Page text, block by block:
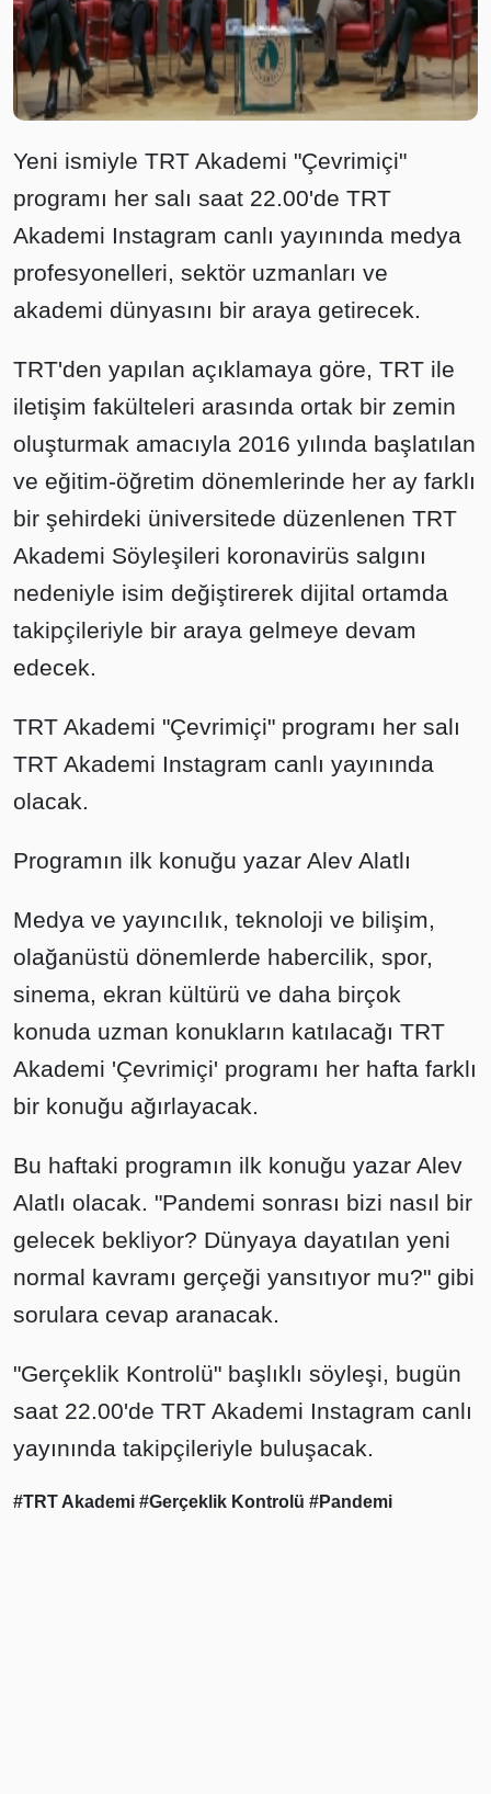
Yeni ismiyle TRT Akademi "Çevrimiçi"
programı her salı saat 22.00'de TRT
Akademi Instagram canlı yayınında medya
profesyonelleri, sektör uzmanları ve
akademi dünyasını bir araya getirecek.
TRT'den yapılan açıklamaya göre, TRT ile
iletişim fakülteleri arasında ortak bir zemin
oluşturmak amacıyla 2016 yılında başlatılan
ve eğitim-öğretim dönemlerinde her ay farklı
bir şehirdeki üniversitede düzenlenen TRT
Akademi Söyleşileri koronavirüs salgını
nedeniyle isim değiştirerek dijital ortamda
takipçileriyle bir araya gelmeye devam
edecek.
TRT Akademi "Çevrimiçi" programı her salı
TRT Akademi Instagram canlı yayınında
olacak.
Programın ilk konuğu yazar Alev Alatlı
Medya ve yayıncılık, teknoloji ve bilişim,
olağanüstü dönemlerde habercilik, spor,
sinema, ekran kültürü ve daha birçok
konuda uzman konukların katılacağı TRT
Akademi 'Çevrimiçi' programı her hafta farklı
bir konuğu ağırlayacak.
Bu haftaki programın ilk konuğu yazar Alev
Alatlı olacak. "Pandemi sonrası bizi nasıl bir
gelecek bekliyor? Dünyaya dayatılan yeni
normal kavramı gerçeği yansıtıyor mu?" gibi
sorulara cevap aranacak.
"Gerçeklik Kontrolü" başlıklı söyleşi, bugün
saat 22.00'de TRT Akademi Instagram canlı
yayınında takipçileriyle buluşacak.
#TRT Akademi #Gerçeklik Kontrolü #Pandemi